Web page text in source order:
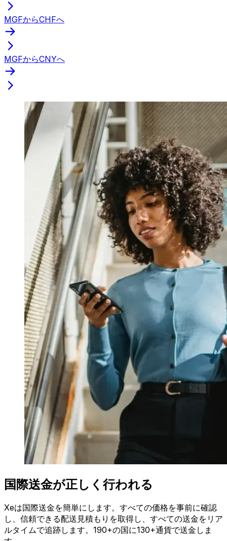
MGFからCHFへ
MGFからCNYへ
国際送金が正しく行われる
Xeは国際送金を簡単にします。すべての価格を事前に確認
し、信頼できる配送見積もりを取得し、すべての送金をリア
ルタイムで追跡します。190+の国に130+通貨で送金しま